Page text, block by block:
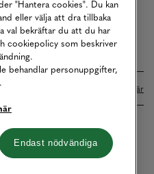
i samarbete med Klarna. Läs mer här
"Hantera cookies". Du kan
eller välja att dra tillbaka
val bekräftar du att du har
cookiepolicy som beskriver
behandlar personuppgifter,
.
Endast nödvändiga